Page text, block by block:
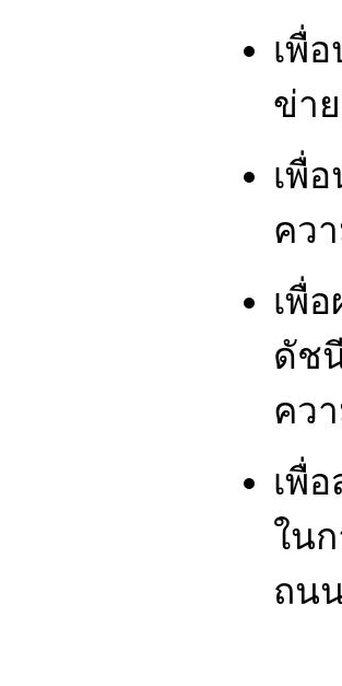
เพื่
ข่า
เพื่
คว
เพื่
ดัช
คว
เพื่
ใน
ถน